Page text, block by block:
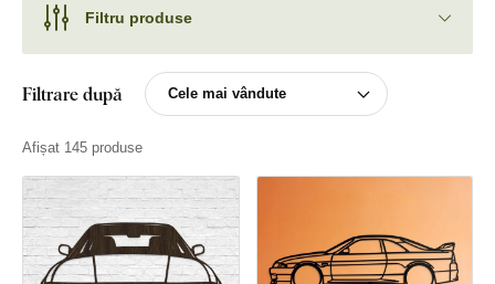
Filtru produse
Filtrare după
Afișat 145 produse